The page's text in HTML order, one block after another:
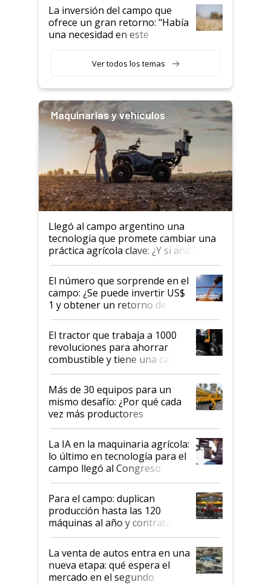
La inversión del campo que
ofrece un gran retorno: "Había
una necesidad en este
Ver todos los temas
Maquinarias y vehículos
Llegó al campo argentino una
tecnología que promete cambiar una
práctica agrícola clave: ¿Y si analizar
el suelo fuera tan simple como
apretar un botón?
El número que sorprende en el
campo: ¿Se puede invertir US$
1 y obtener un retorno de
hasta US$ 10 en agricultura?
El tractor que trabaja a 1000
revoluciones para ahorrar
combustible y tiene una cabina
que parece una computadora:
lo último en el mundo,
disponible en Argentina
Más de 30 equipos para un
mismo desafío: ¿Por qué cada
vez más productores
incorporan fertilizante bajo
tierra?
La IA en la maquinaria agrícola:
lo último en tecnología para el
campo llegó al Congreso
Aapresid 2026
Para el campo: duplican
producción hasta las 120
máquinas al año y contratan
especialistas de la industria
automotriz para lograrlo
La venta de autos entra en una
nueva etapa: qué espera el
mercado en el segundo